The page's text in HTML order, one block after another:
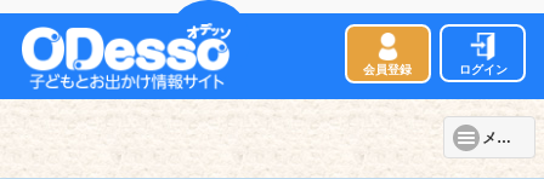
会員登録 ログイン
メニュー